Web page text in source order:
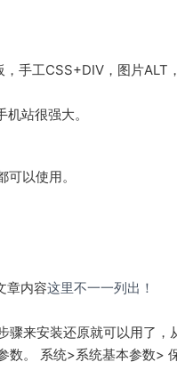
，手工CSS+DIV，图片ALT
站很强大。
以使用。
章内容这里不一一列出！
骤来安装还原就可以用了，
数。 系统>系统基本参数>